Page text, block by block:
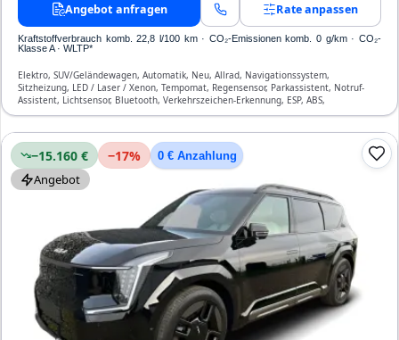
Angebot anfragen Rate anpassen
Kraftstoffverbrauch komb. 22,8 l/100 km · CO₂-Emissionen komb. 0 g/km · CO₂-
Klasse A · WLTP*
Elektro, SUV/Geländewagen, Automatik, Neu, Allrad, Navigationssystem,
Sitzheizung, LED / Laser / Xenon, Tempomat, Regensensor, Parkassistent, Notruf-
Assistent, Lichtsensor, Bluetooth, Verkehrszeichen-Erkennung, ESP, ABS,
Klimatisierung, Front-, Seiten- und weitere Airbags
−15.160 € −17% 0 € Anzahlung
Angebot